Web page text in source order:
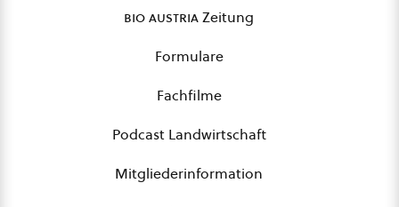
bio austriaZeitung
Formulare
Fachfilme
Podcast Landwirtschaft
Mitgliederinformation